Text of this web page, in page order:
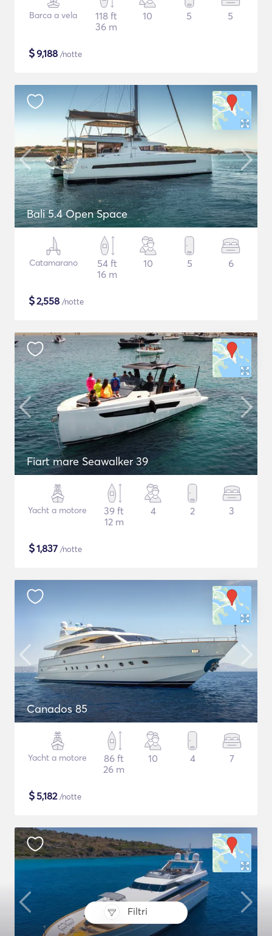
Filtri
Barca a vela
118 ft
36 m
10 5 5
$9,188 /notte
Bali 5.4 Open Space
Catamarano
54 ft
16 m
10 5 6
$2,558 /notte
Fiart mare Seawalker 39
Yacht a motore
39 ft
12 m
4 2 3
$1,837 /notte
Canados 85
Yacht a motore
86 ft
26 m
10 4 7
$5,182/notte